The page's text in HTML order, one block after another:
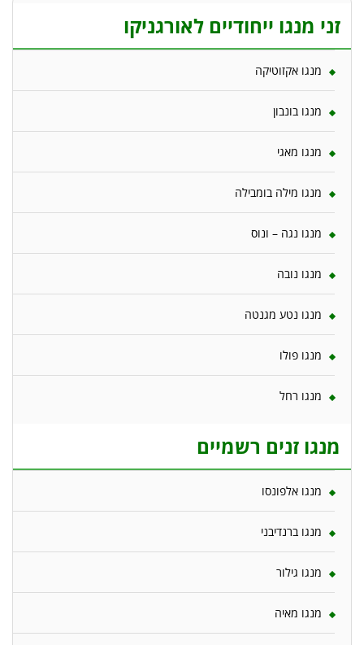
זני מנגו ייחודיים לאורגניקו
מנגו אקזוטיקה
מנגו בונבון
מנגו מאגי
מנגו מילה בומבילה
מנגו נגה – ונוס
מנגו נובה
מנגו נטע מגנטה
מנגו פולו
מנגו רחל
מנגו זנים רשמיים
מנגו אלפונסו
מנגו ברנדיבני
מנגו גילור
מנגו מאיה